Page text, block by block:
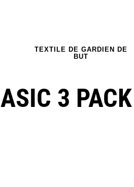
TEXTILE DE GARDIEN DE
BUT
3 PACK